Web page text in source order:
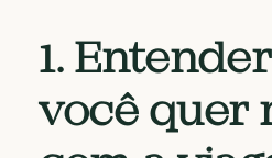
1.
você quer